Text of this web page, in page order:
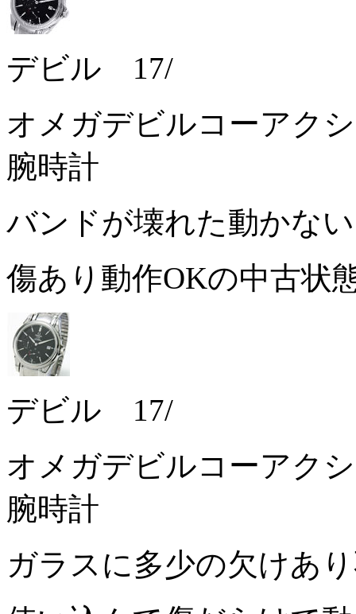
デビル 17/
オメガデビルコーアク
腕時計
バンドが壊れた動かな
傷あり動作OKの中古状
デビル 17/
オメガデビルコーアク
腕時計
ガラスに多少の欠けあ